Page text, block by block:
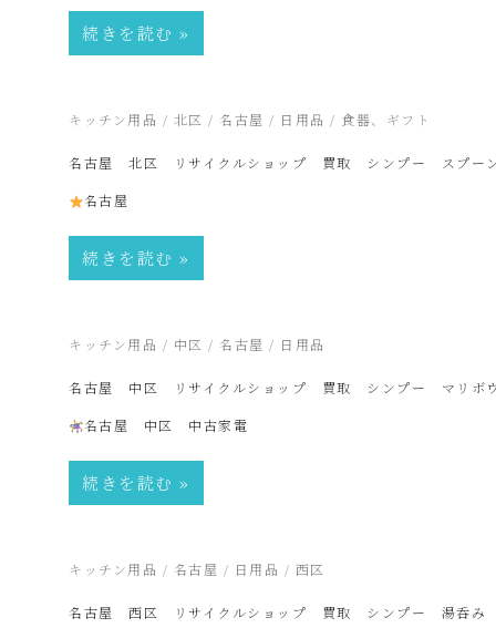
ル
プ
続きを読む
2026年7月6日
キッチン用品 / 北区 / 名古屋 / 日用品 / 食器、ギフト
名古屋 北区 リサイクルショップ 買取 シンプー スプーン
名古屋
続きを読む
2026年6月19日
キッチン用品 / 中区 / 名古屋 / 日用品
名古屋 中区 リサイクルショップ 買取 シンプー マリボ
名古屋 中区 中古家電
続きを読む
2026年6月15日
キッチン用品 / 名古屋 / 日用品 / 西区
名古屋 西区 リサイクルショップ 買取 シンプー 湯呑み